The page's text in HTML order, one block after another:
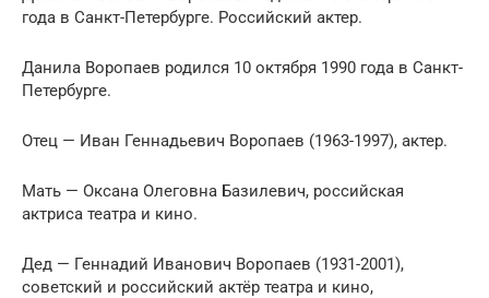
года в Санкт-Петербурге. Российский актер.
Данила Воропаев родился 10 октября 1990 года в Санкт-
Петербурге.
Отец — Иван Геннадьевич Воропаев (1963-1997), актер.
Мать — Оксана Олеговна Базилевич, российская
актриса театра и кино.
Дед — Геннадий Иванович Воропаев (1931-2001),
советский и российский актёр театра и кино,